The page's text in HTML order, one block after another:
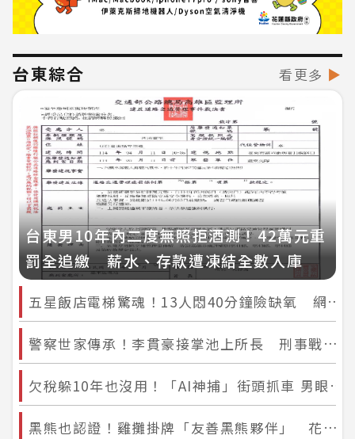
台東綜合 看更多 ▶
台東男10年內二度無照拒酒測！42萬元重
罰全追繳 薪水、存款遭凍結全數入庫
五星飯店電梯驚魂！13人悶40分鐘險缺氧 網酸：五星只有價格？
警察世家傳承！李貫豪接掌池上所長 刑事戰將回歸關山「守護鄉里」
欠稅躲10年也沒用！「AI神捕」街頭抓車 男眼睜睜愛車被拖急繳2萬贖回
黑熊也認證！雞攤掛牌「友善黑熊夥伴」 花蓮林保署推人熊共存新模式